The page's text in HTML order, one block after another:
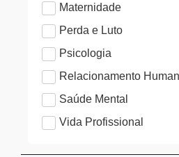
Maternidade
Perda e Luto
Psicologia
Relacionamento
Saúde Mental
Vida Profissional